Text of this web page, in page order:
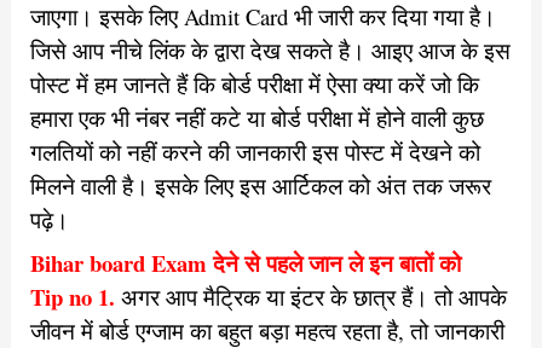
जाएगा। इसके लिए Admit Card भी जारी कर दिया गया है।
जिसे आप नीचे लिंक के द्वारा देख सकते है। आइए आज के इस
पोस्ट में हम जानते हैं कि बोर्ड परीक्षा में ऐसा क्या करें जो कि
हमारा एक भी नंबर नहीं कटे या बोर्ड परीक्षा में होने वाली कुछ
गलतियों को नहीं करने की जानकारी इस पोस्ट में देखने को
मिलने वाली है। इसके लिए इस आर्टिकल को अंत तक जरूर
पढ़े।
Bihar board Exam देने से पहले जान ले इन बातों को
Tip no 1. अगर आप मैट्रिक या इंटर के छात्र हैं। तो आपके
जीवन में बोर्ड एग्जाम का बहुत बड़ा महत्व रहता है, तो जानकारी